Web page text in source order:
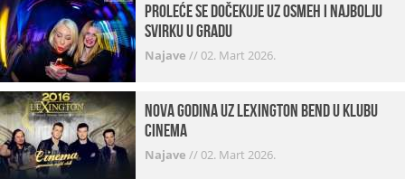
Proleće se dočekuje uz osmeh i najbolju
svirku u gradu
Najave //02. Mart 2026.
Nova godina uz Lexington bend u klubu
Cinema
Najave //02. Mart 2026.